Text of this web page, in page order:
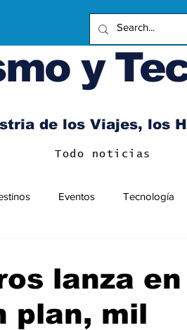
y
de los Viajes, los
Todo noticias
Eventos Tecnología
lanza en
plan, mil